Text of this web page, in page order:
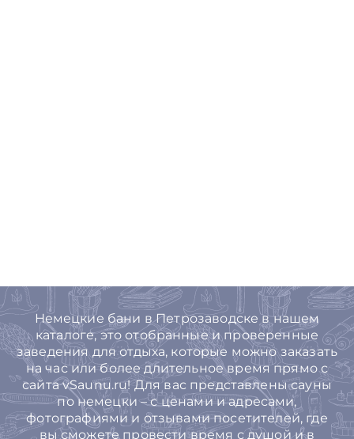
Немецкие бани в Петрозаводске в нашем
каталоге, это отобранные и проверенные
заведения для отдыха, которые можно заказать
на час или более длительное время прямо с
сайта vSaunu.ru! Для вас представлены сауны
по немецки – с ценами и адресами,
фотографиями и отзывами посетителей, где
вы сможете провести время с душой и в